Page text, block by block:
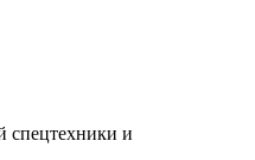
спецтехники и